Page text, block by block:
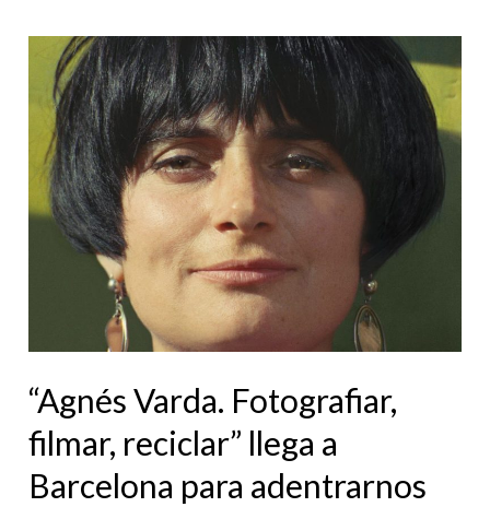
“Agnés Varda. Fotografiar,
filmar, reciclar” llega a
Barcelona para adentrarnos
“Agnés
Varda.
Fotografiar,
filmar,
reciclar”
llega
Barcelona
adentrarnos
en
obra
de